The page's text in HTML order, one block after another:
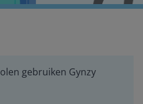
gebruiken Gynzy